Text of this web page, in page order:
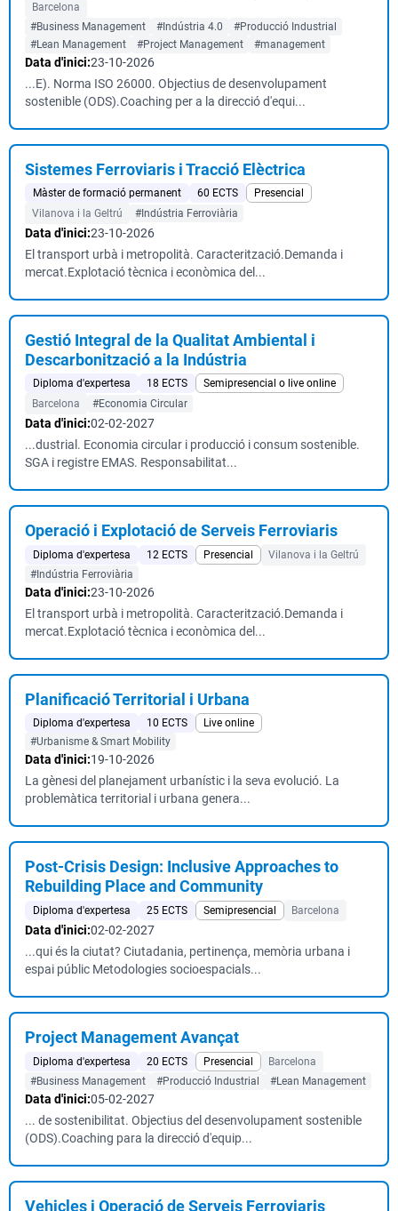
Barcelona
#Business Management
#Indústria 4.0
#Producció Industrial
#Lean Management
#Project Management #management
Data d'inici:23-10-2026
...E). Norma ISO 26000. Objectius de desenvolupament
sostenible (ODS).Coaching per a la direcció d'equi...
Sistemes Ferroviaris i Tracció Elèctrica
Màster de formació permanent 60 ECTS
Presencial
Vilanova i la Geltrú
#Indústria Ferroviària
Data d'inici:23-10-2026
El transport urbà i metropolità. Caracterització.Demanda i
mercat.Explotació tècnica i econòmica del...
Gestió Integral de la Qualitat Ambiental i
Descarbonització a la Indústria
Diploma d'expertesa 18 ECTS
Semipresencial o live online
Barcelona
#Economia Circular
Data d'inici:02-02-2027
...dustrial. Economia circular i producció i consum sostenible.
SGA i registre EMAS. Responsabilitat...
Operació i Explotació de Serveis Ferroviaris
Diploma d'expertesa 12 ECTS Presencial
Vilanova i la Geltrú
#Indústria Ferroviària
Data d'inici:23-10-2026
El transport urbà i metropolità. Caracterització.Demanda i
mercat.Explotació tècnica i econòmica del...
Planificació Territorial i Urbana
Diploma d'expertesa 10 ECTS
Live online
#Urbanisme & Smart Mobility
Data d'inici:19-10-2026
La gènesi del planejament urbanístic i la seva evolució. La
problemàtica territorial i urbana genera...
Post-Crisis Design: Inclusive Approaches to
Rebuilding Place and Community
Diploma d'expertesa 25 ECTS Semipresencial Barcelona
Data d'inici:02-02-2027
...qui és la ciutat? Ciutadania, pertinença, memòria urbana i
espai públic Metodologies socioespacials...
Project Management Avançat
Diploma d'expertesa 20 ECTS Presencial
Barcelona
#Business Management
#Producció Industrial #Lean Management
Data d'inici:05-02-2027
... de sostenibilitat. Objectius del desenvolupament sostenible
(ODS).Coaching para la direcció d'equip...
Vehicles i Operació de Serveis Ferroviaris